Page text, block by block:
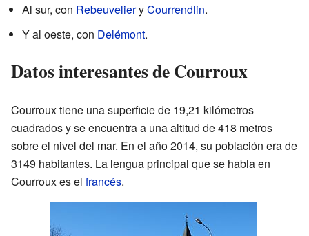
Al sur, con RebeuvelieryCourrendlin.
Y al oeste, con Delémont.
Datos interesantes de Courroux
Courroux tiene una superficie de 19,21 kilómetros
cuadrados y se encuentra a una altitud de 418 metros
sobre el nivel del mar. En el año 2014, su población era de
3149 habitantes. La lengua principal que se habla en
Courroux es el francés.